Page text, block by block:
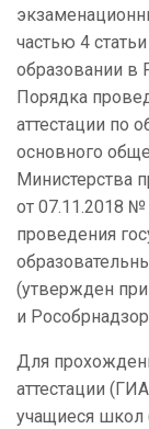
частью 4
образовании в
Порядка
аттестации по
основного
Министерства
от 07.11.2018
проведения
(утвержден
и
Для
аттестации
учащиеся школ